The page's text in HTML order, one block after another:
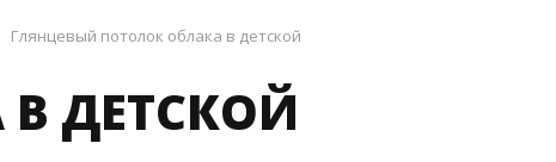
Глянцевый потолок облака в детской
ДЕТСКОЙ